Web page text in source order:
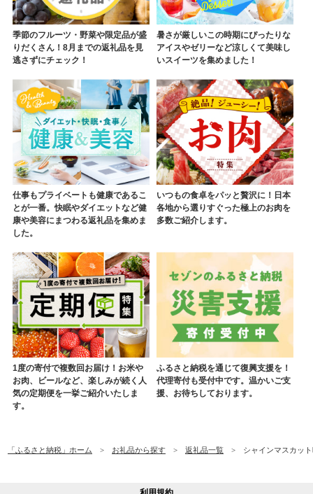
季節のフルーツ・野菜や限定品が盛
りだくさん！8月までの返礼品を見
逃さずにチェック！
暑さが厳しいこの時期にぴったりな
アイスやゼリーなど涼しくて美味し
いスイーツを集めました！
仕事もプライベートも健康であるこ
とが一番。快眠やダイエットなど健
康や美容にまつわる返礼品を集めま
した。
いつもの食卓をパッと贅沢に！日本
各地から選りすぐった極上のお肉を
多数ご紹介します。
1度の寄付で複数回お届け！お米や
お肉、ビールなど、楽しみが続く人
気の定期便を一挙ご紹介いたしま
す。
ふるさと納税を通じて復興支援を！
代理寄付も受付中です。温かいご支
援、お待ちしております。
「ふるさと納税」ホーム お礼品から探す 返礼品一覧 シャインマスカッ